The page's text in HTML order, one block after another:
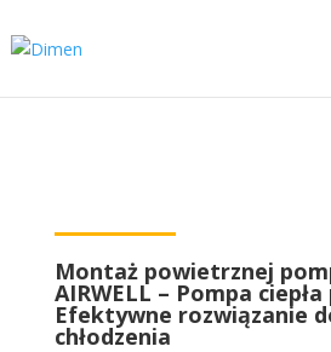
Montaż powietrznej
AIRWELL – Pompa
Efektywne rozwiązanie
chłodzenia